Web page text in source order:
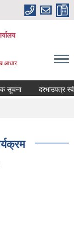
आधार
दरभाउपत्र